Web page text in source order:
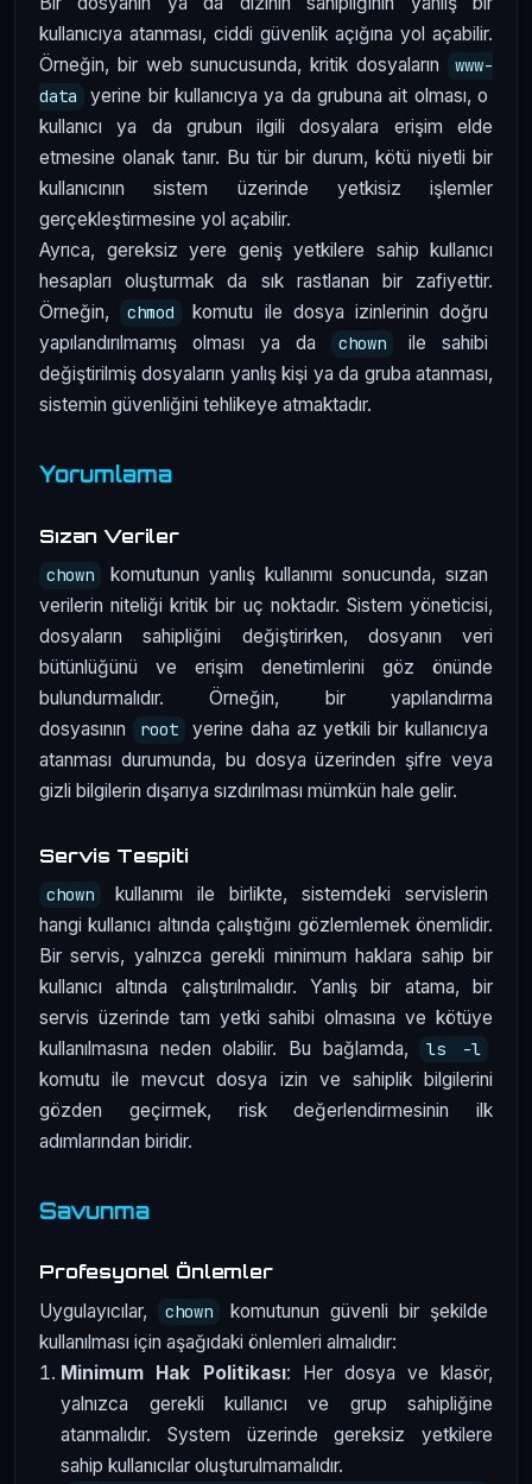
kullanıcıya atanması, ciddi güvenlik açığına yol açabilir.
Örneğin, bir web sunucusunda, kritik dosyaların
www-
data
yerine bir kullanıcıya ya da grubuna ait olması, o
kullanıcı ya da grubun ilgili dosyalara erişim elde
etmesine olanak tanır. Bu tür bir durum, kötü niyetli bir
kullanıcının sistem üzerinde yetkisiz işlemler
gerçekleştirmesine yol açabilir.
Ayrıca, gereksiz yere geniş yetkilere sahip kullanıcı
hesapları oluşturmak da sık rastlanan bir zafiyettir.
Örneğin,
chmod
komutu ile dosya izinlerinin doğru
yapılandırılmamış olması ya da
chown
ile sahibi
değiştirilmiş dosyaların yanlış kişi ya da gruba atanması,
sistemin güvenliğini tehlikeye atmaktadır.
Yorumlama
Sızan Veriler
chown
komutunun yanlış kullanımı sonucunda, sızan
verilerin niteliği kritik bir uç noktadır. Sistem yöneticisi,
dosyaların sahipliğini değiştirirken, dosyanın veri
bütünlüğünü ve erişim denetimlerini göz önünde
bulundurmalıdır. Örneğin, bir yapılandırma
dosyasının
root
yerine daha az yetkili bir kullanıcıya
atanması durumunda, bu dosya üzerinden şifre veya
gizli bilgilerin dışarıya sızdırılması mümkün hale gelir.
Servis Tespiti
chown
kullanımı ile birlikte, sistemdeki servislerin
hangi kullanıcı altında çalıştığını gözlemlemek önemlidir.
Bir servis, yalnızca gerekli minimum haklara sahip bir
kullanıcı altında çalıştırılmalıdır. Yanlış bir atama, bir
servis üzerinde tam yetki sahibi olmasına ve kötüye
kullanılmasına neden olabilir. Bu bağlamda,
ls -l
komutu ile mevcut dosya izin ve sahiplik bilgilerini
gözden geçirmek, risk değerlendirmesinin ilk
adımlarından biridir.
Savunma
Profesyonel Önlemler
Uygulayıcılar, chown
komutunun güvenli bir şekilde
kullanılması için aşağıdaki önlemleri almalıdır:
Minimum Hak Politikası: Her dosya ve klasör,
yalnızca gerekli kullanıcı ve grup sahipliğine
atanmalıdır. System üzerinde gereksiz yetkilere
sahip kullanıcılar oluşturulmamalıdır.